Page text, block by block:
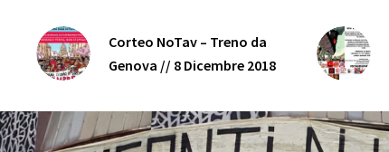
Corteo NoTav – Treno da
Genova // 8 Dicembre 2018